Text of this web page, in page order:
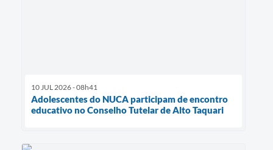
10 JUL 2026 - 08h41
Adolescentes do NUCA participam de encontro
educativo no Conselho Tutelar de Alto Taquari